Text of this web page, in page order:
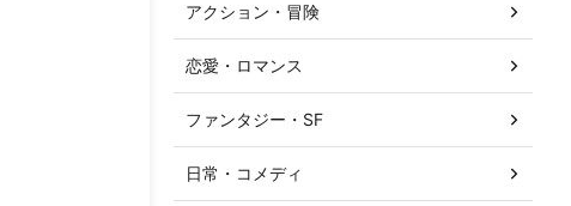
アクション・冒険
恋愛・ロマンス
ファンタジー・SF
日常・コメディ